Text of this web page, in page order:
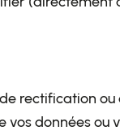
rectification
données